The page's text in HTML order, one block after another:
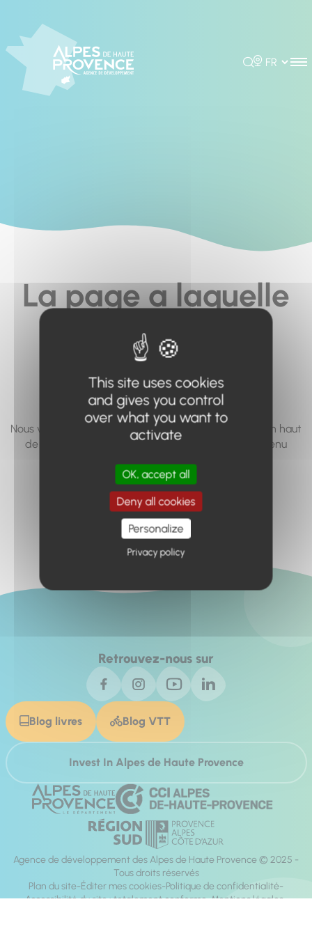
Rechercher
Choisir la
La page a laquelle
vous cherchez à
accéder n'existe
pas... ou plus.
Nous vous invitons à utiliser le moteur de recherche en haut
de page, ou à utiliser le menu pour trouver le contenu
Retour à l'accueil
Retrouvez-nous sur
Blog livres Blog VTT
Invest In Alpes de Haute Provence
Agence de développement des Alpes de Haute Provence © 2025 -
Tous droits réservés
Plan du site Éditer mes cookies Politique de confidentialité
Accessibilité du site : totalement conforme Mentions légales
This site uses cookies
and gives you control
over what you want to
activate
OK, accept all
Deny all cookies
Personalize
Privacy policy